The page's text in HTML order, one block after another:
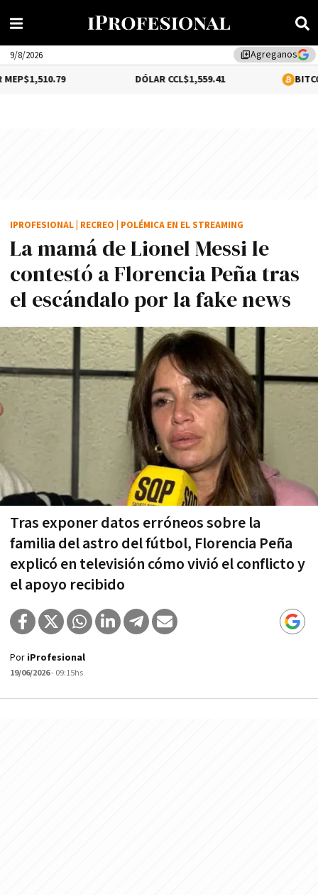
library_addAgreganos
9/8/2026
$1,559.41 -0.02%
La mamá de Lionel Messi le
contestó a Florencia Peña tras
el escándalo por la fake news
Tras exponer datos erróneos sobre la
familia del astro del fútbol, Florencia Peña
explicó en televisión cómo vivió el conflicto y
el apoyo recibido
IPROFESIONAL RECREO POLÉMICA EN EL STREAMING
Por iProfesional
19/06/2026- 09:15hs